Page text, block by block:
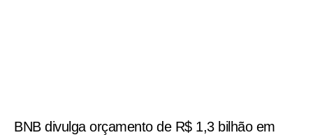
BNB divulga orçamento de R$ 1,3 bilhão em